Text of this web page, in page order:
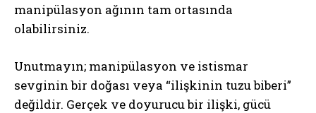
manipülasyon ağının tam ortasında
olabilirsiniz.
Unutmayın; manipülasyon ve istismar
sevginin bir doğası veya “ilişkinin tuzu biberi”
değildir. Gerçek ve doyurucu bir ilişki, gücü